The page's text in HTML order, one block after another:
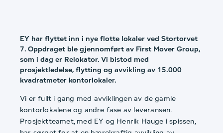
EY har flyttet inn i nye flotte lokaler ved Stortorvet
7. Oppdraget ble gjennomført av First Mover Group,
som i dag er Relokator. Vi bistod med
prosjektledelse, flytting og avvikling av 15.000
kvadratmeter kontorlokaler.
Vi er fullt i gang med avviklingen av de gamle
kontorlokalene og andre fase av leveransen.
Prosjektteamet, med EY og Henrik Hauge i spissen,